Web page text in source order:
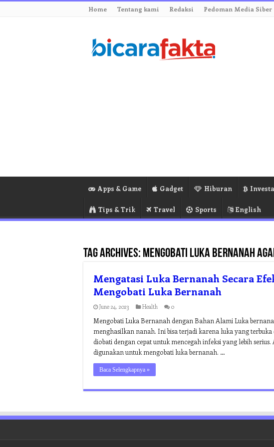
Home Tentang kami Redaksi Pedoman Media Siber
Apps & Game Gadget Hiburan
Tips & Trik Travel Sports English
Tag Archives: mengobati luka bernanah
Mengatasi Luka Bernanah Secara
Mengobati Luka Bernanah
June 24, 2023 Health 0
Mengobati Luka Bernanah dengan Bahan Alami Luka
menghasilkan nanah. Ini bisa terjadi karena luka yang
diobati dengan cepat untuk mencegah infeksi yang lebih serius.
digunakan untuk mengobati luka bernanah. …
Baca Selengkapnya »